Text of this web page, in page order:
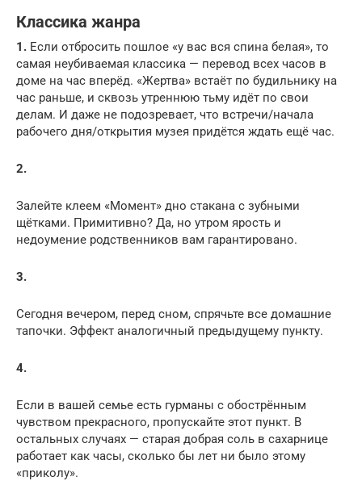
Классика жанра
1. Если отбросить пошлое «у вас вся спина белая», то
самая неубиваемая классика — перевод всех часов в
доме на час вперёд. «Жертва» встаёт по будильнику на
час раньше, и сквозь утреннюю тьму идёт по свои
делам. И даже не подозревает, что встречи/начала
рабочего дня/открытия музея придётся ждать ещё час.
2.
Залейте клеем «Момент» дно стакана с зубными
щётками. Примитивно? Да, но утром ярость и
недоумение родственников вам гарантировано.
3.
Сегодня вечером, перед сном, спрячьте все домашние
тапочки. Эффект аналогичный предыдущему пункту.
4.
Если в вашей семье есть гурманы с обострённым
чувством прекрасного, пропускайте этот пункт. В
остальных случаях — старая добрая соль в сахарнице
работает как часы, сколько бы лет ни было этому
«приколу».